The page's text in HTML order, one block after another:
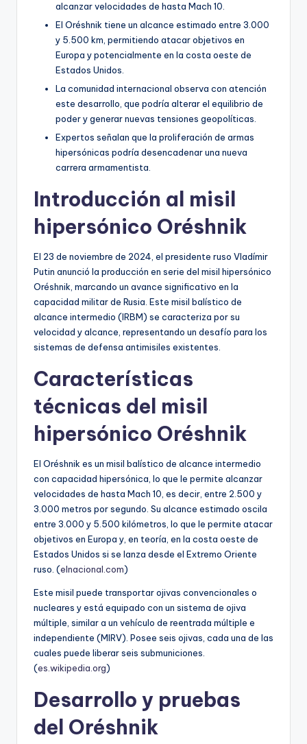
alcanzar velocidades de hasta Mach 10.
El Oréshnik tiene un alcance estimado entre 3.000
y 5.500 km, permitiendo atacar objetivos en
Europa y potencialmente en la costa oeste de
Estados Unidos.
La comunidad internacional observa con atención
este desarrollo, que podría alterar el equilibrio de
poder y generar nuevas tensiones geopolíticas.
Expertos señalan que la proliferación de armas
hipersónicas podría desencadenar una nueva
carrera armamentista.
Introducción al misil
hipersónico Oréshnik
El 23 de noviembre de 2024, el presidente ruso Vladímir
Putin anunció la producción en serie del misil hipersónico
Oréshnik, marcando un avance significativo en la
capacidad militar de Rusia. Este misil balístico de
alcance intermedio (IRBM) se caracteriza por su
velocidad y alcance, representando un desafío para los
sistemas de defensa antimisiles existentes.
Características
técnicas del misil
hipersónico Oréshnik
El Oréshnik es un misil balístico de alcance intermedio
con capacidad hipersónica, lo que le permite alcanzar
velocidades de hasta Mach 10, es decir, entre 2.500 y
3.000 metros por segundo. Su alcance estimado oscila
entre 3.000 y 5.500 kilómetros, lo que le permite atacar
objetivos en Europa y, en teoría, en la costa oeste de
Estados Unidos si se lanza desde el Extremo Oriente
ruso. (elnacional.com)
Este misil puede transportar ojivas convencionales o
nucleares y está equipado con un sistema de ojiva
múltiple, similar a un vehículo de reentrada múltiple e
independiente (MIRV). Posee seis ojivas, cada una de las
cuales puede liberar seis submuniciones.
(es.wikipedia.org)
Desarrollo y pruebas
del Oréshnik